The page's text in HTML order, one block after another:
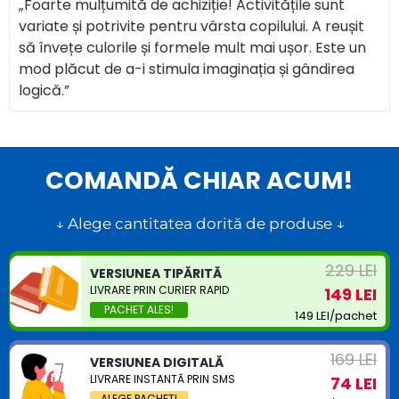
„Foarte mulțumită de achiziție! Activitățile sunt
variate și potrivite pentru vârsta copilului. A reușit
să învețe culorile și formele mult mai ușor. Este un
mod plăcut de a-i stimula imaginația și gândirea
logică.”
COMANDĂ CHIAR ACUM!
↓ Alege cantitatea dorită de produse ↓
VERSIUNEA TIPĂRITĂ
LIVRARE PRIN CURIER RAPID
229 LEI
149 LEI
149 LEI/pachet
VERSIUNEA DIGITALĂ
LIVRARE INSTANTĂ PRIN SMS
169 LEI
74 LEI